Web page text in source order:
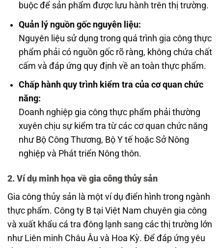
buộc để sản phẩm được lưu hành trên thị trường.
Quản lý nguồn gốc nguyên liệu:
Nguyên liệu sử dụng trong quá trình gia công thực
phẩm phải có nguồn gốc rõ ràng, không chứa chất
cấm và đáp ứng quy định về an toàn thực phẩm.
Chấp hành quy trình kiểm tra của cơ quan chức
năng:
Doanh nghiệp gia công thực phẩm phải thường
xuyên chịu sự kiểm tra từ các cơ quan chức năng
như Bộ Công Thương, Bộ Y tế hoặc Sở Nông
nghiệp và Phát triển Nông thôn.
2. Ví dụ minh họa về gia công thủy sản
Gia công thủy sản là một ví dụ điển hình trong ngành
thực phẩm. Công ty B tại Việt Nam chuyên gia công
và xuất khẩu cá tra đông lạnh sang các thị trường lớn
như Liên minh Châu Âu và Hoa Kỳ. Để đáp ứng yêu